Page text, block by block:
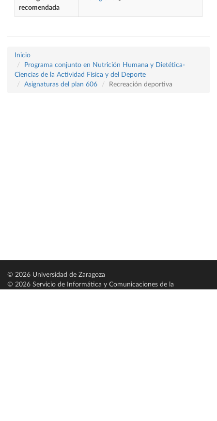
recomendada
Inicio
Programa conjunto en Nutrición Humana y Dietética-
Ciencias de la Actividad Física y del Deporte
Asignaturas del plan 606
Recreación deportiva
© 2026 Universidad de Zaragoza
© 2026 Servicio de Informática y Comunicaciones de la